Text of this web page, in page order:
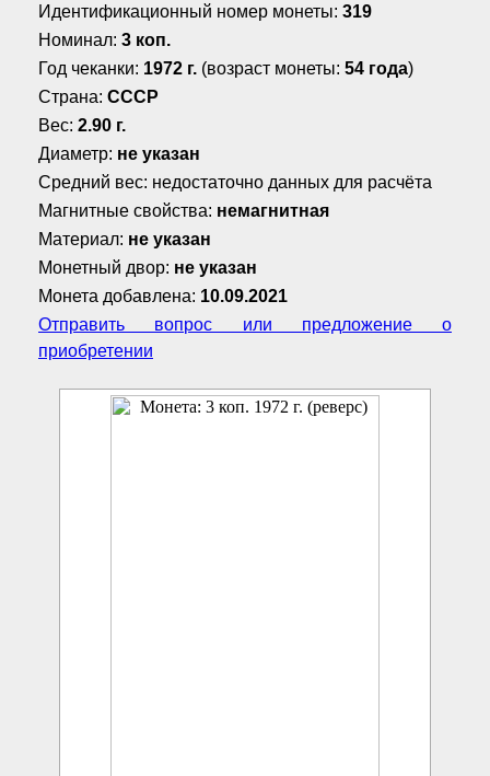
Идентификационный номер монеты: 319
Номинал: 3 коп.
Год чеканки: 1972 г. (возраст монеты: 54 года)
Страна: СССР
Вес: 2.90 г.
Диаметр: не указан
Средний вес: недостаточно данных для расчёта
Магнитные свойства: немагнитная
Материал: не указан
Монетный двор: не указан
Монета добавлена: 10.09.2021
Отправить вопрос или предложение о
приобретении